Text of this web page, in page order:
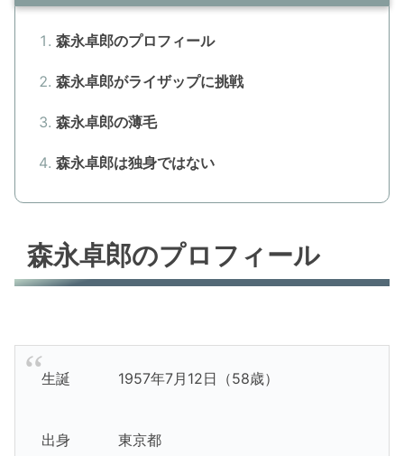
森永卓郎のプロフィール
森永卓郎がライザップに挑戦
森永卓郎の薄毛
森永卓郎は独身ではない
森永卓郎のプロフィール
生誕 1957年7月12日（58歳）
出身 東京都